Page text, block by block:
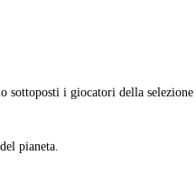
sottoposti i giocatori della selezione
pianeta.